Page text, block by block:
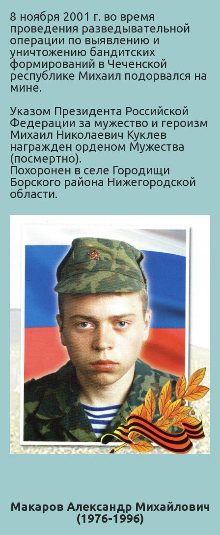
8 ноября 2001 г. во время
проведения разведывательной
операции по выявлению и
уничтожению бандитских
формирований в Чеченской
республике Михаил подорвался на
мине.
Указом Президента Российской
Федерации за мужество и героизм
Михаил Николаевич Куклев
награжден орденом Мужества
(посмертно).
Похоронен в селе Городищи
Борского района Нижегородской
области.
Макаров Александр Михайлович
(1976-1996)